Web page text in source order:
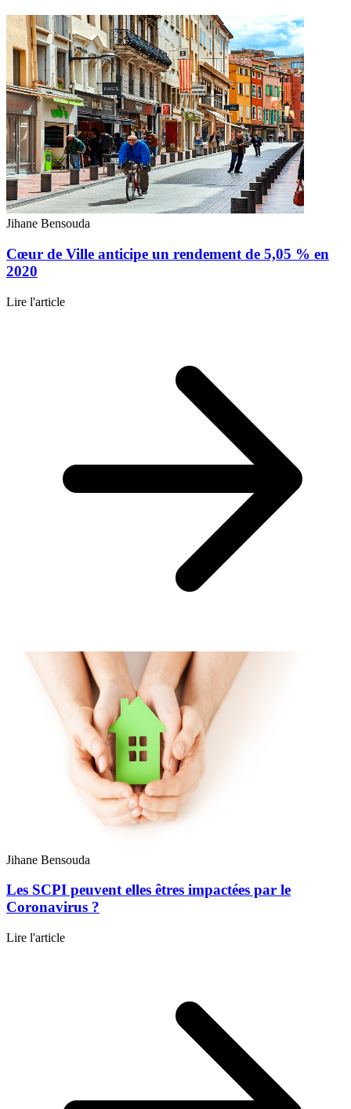
Jihane Bensouda
Cœur de Ville anticipe un rendement de 5,05 % en
2020
Lire l'article
Jihane Bensouda
Les SCPI peuvent elles êtres impactées par le
Coronavirus ?
Lire l'article